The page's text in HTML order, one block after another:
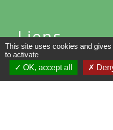
Liens
Communauté de
Val d'Essonne
This site uses cookies and
to activate
OK, accept all